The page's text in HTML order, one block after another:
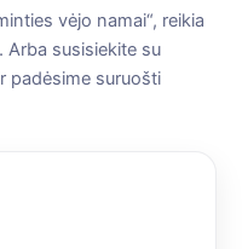
vėjo namai“, reikia
Arba susisiekite su
padėsime suruošti